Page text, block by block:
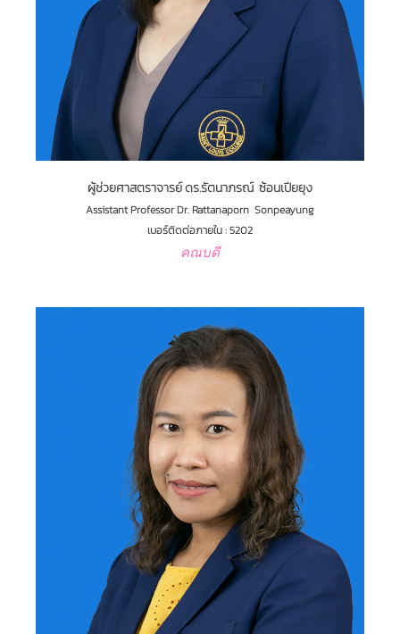
ผู้ช่วยศาสตราจารย์ ดร.รัตนาภรณ์ ซ้อนเปียยุง
Assistant Professor Dr. Rattanaporn Sonpeayung
เบอร์ติดต่อภายใน : 5202
คณบดี